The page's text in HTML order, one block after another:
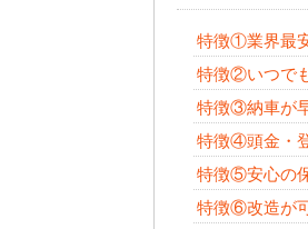
特徴①業界最
特徴②いつで
特徴③納車が
特徴④頭金・
特徴⑤安心の
特徴⑥改造が